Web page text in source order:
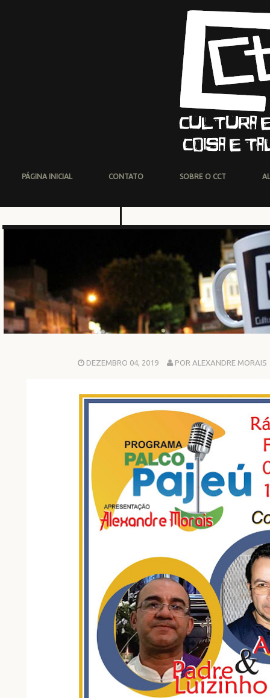
PÁGINA INICIAL CONTATO SOBRE O CCT
DEZEMBRO 04, 2019 POR ALEXANDRE MORAIS